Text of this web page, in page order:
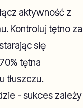
aktywność z
Kontroluj tętno za
się
tętna
tłuszczu.
- sukces zależy